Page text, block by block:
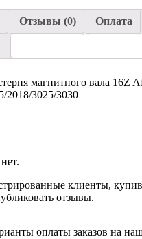
Отзывы (0) Оплата
магнитного вала 16Z
2018/3025/3030
клиенты,
отзывы.
оплаты заказов на